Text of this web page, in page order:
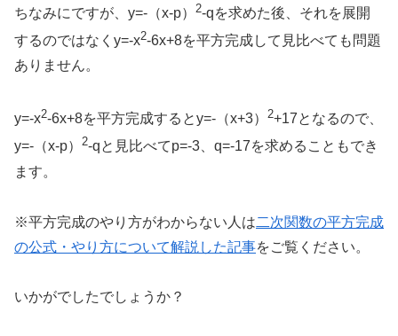
ちなみにですが、y=-（x-p） 2-qを求めた後、それを展開
するのではなくy=-x2-6x+8を平方完成して見比べても問題
ありません。
y=-x2-6x+8を平方完成するとy=-（x+3） 2+17となるので、
y=-（x-p） 2-qと見比べてp=-3、q=-17を求めることもでき
ます。
※平方完成のやり方がわからない人は二次関数の平方完成
の公式・やり方について解説した記事をご覧ください。
いかがでしたでしょうか？